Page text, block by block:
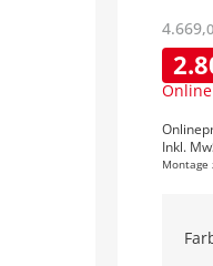
4.669,
Inkl.
Montage